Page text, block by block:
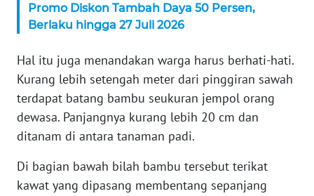
Promo Diskon Tambah Daya 50 Persen,
Berlaku hingga 27 Juli 2026
Hal itu juga menandakan warga harus berhati-hati.
Kurang lebih setengah meter dari pinggiran sawah
terdapat batang bambu seukuran jempol orang
dewasa. Panjangnya kurang lebih 20 cm dan
ditanam di antara tanaman padi.
Di bagian bawah bilah bambu tersebut terikat
kawat yang dipasang membentang sepanjang
WN
JAKARTA
WN
JABAR
WN
BANTEN